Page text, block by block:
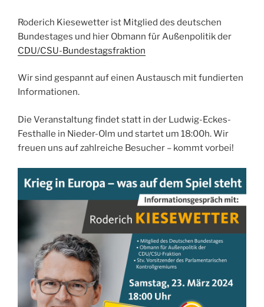
Roderich Kiesewetter ist Mitglied des deutschen
Bundestages und hier Obmann für Außenpolitik der
CDU/CSU-Bundestagsfraktion
Wir sind gespannt auf einen Austausch mit fundierten
Informationen.
Die Veranstaltung findet statt in der Ludwig-Eckes-
Festhalle in Nieder-Olm und startet um 18:00h. Wir
freuen uns auf zahlreiche Besucher – kommt vorbei!